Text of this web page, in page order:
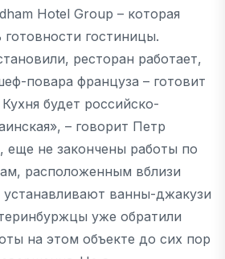
Hotel Group – которая
готовности гостиницы.
ресторан работает,
повара француза – готовит
будет российско-
– говорит Петр
не закончены работы по
расположенным вблизи
устанавливают ванны-джакузи
уже обратили
на этом объекте до сих пор